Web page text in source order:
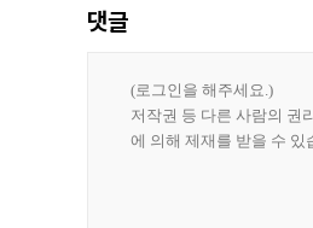
댓글